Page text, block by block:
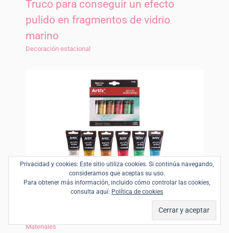
Truco para conseguir un efecto
pulido en fragmentos de vidrio
marino
Decoración estacional
Pintura acrílica MP Artix - Opinión -
Materiales
Privacidad y cookies: Este sitio utiliza cookies. Si continúa navegando,
consideramos que aceptas su uso.
Para obtener más información, incluido cómo controlar las cookies,
consulta aquí: Política de cookies